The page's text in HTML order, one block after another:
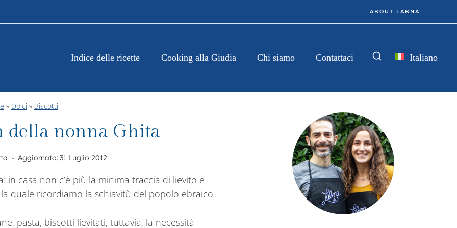
ABOUT LABNA
Indice delle ricette Cooking alla Giudia Chi siamo Contattaci Italiano
» Dolci » Biscotti
della nonna Ghita
Aggiornato:31 Luglio 2012
in casa non c’è più la minima traccia di lievito e
quale ricordiamo la schiavitù del popolo ebraico
pasta, biscotti lievitati; tuttavia, la necessità